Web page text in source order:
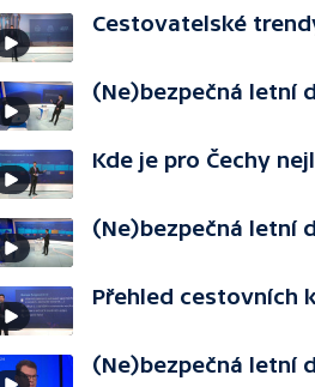
Cestovatelské
(Ne)bezpečná letní
Kde je pro Čechy
(Ne)bezpečná letní
Přehled cestovních
(Ne)bezpečná letní